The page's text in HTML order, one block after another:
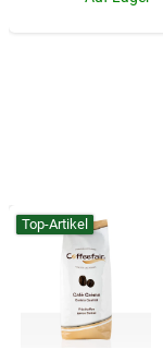
Top-Artikel